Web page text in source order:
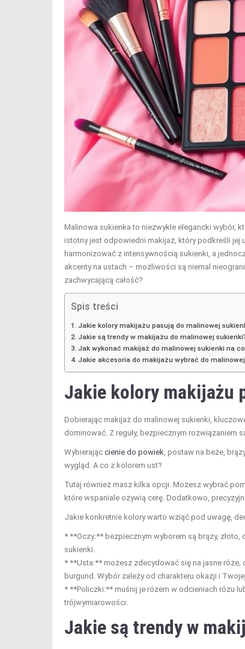
Malinowa sukienka to niezwykle elegancki wybór,
istotny jest odpowiedni makijaż, który podkreśli jej
harmonizować z intensywnością sukienki, a
akcenty na ustach – możliwości są niemal
zachwycającą całość?
Spis treści
Jakie kolory makijażu pasują do malinowej
Jakie są trendy w makijażu do malinowej
Jak wykonać makijaż do malinowej sukienki na
Jakie akcesoria do makijażu wybrać do
Jakie kolory makijażu
Dobierając makijaż do malinowej sukienki,
dominować. Z reguły, bezpiecznym rozwiązaniem
Wybierając cienie do powiek , postaw na beże,
wygląd. A co z kolorem ust?
Tutaj również masz kilka opcji. Możesz wybrać
które wspaniale ożywią cerę. Dodatkowo,
Jakie konkretnie kolory warto wziąć pod uwagę,
* **Oczy:** bezpiecznym wyborem są brązy,
sukienki.
* **Usta:** możesz zdecydować się na jasne róże,
burgund. Wybór zależy od charakteru okazji i
* **Policzki:** muśnij je różem w odcieniach różu
trójwymiarowości.
Jakie są trendy w